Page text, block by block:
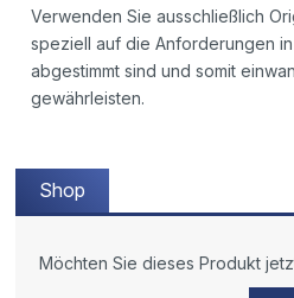
Verwenden Sie ausschließlich
speziell auf die Anforderungen
abgestimmt sind und somit
gewährleisten.
Shop
Möchten Sie dieses Produkt